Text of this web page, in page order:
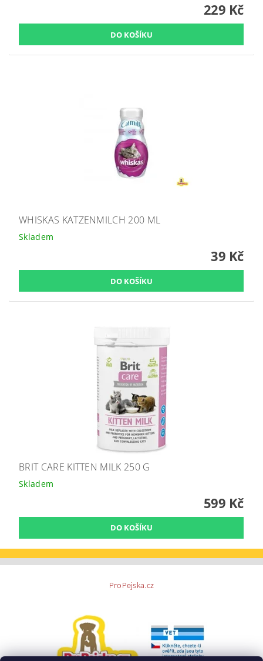
229 Kč
WHISKAS KATZENMILCH 200 ML
Skladem
39 Kč
BRIT CARE KITTEN MILK 250 G
Skladem
599 Kč
ProPejska.cz